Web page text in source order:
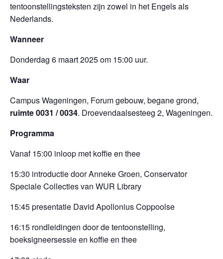
tentoonstellingsteksten zijn zowel in het Engels als
Nederlands.
Wanneer
Donderdag 6 maart 2025 om 15:00 uur.
Waar
Campus Wageningen, Forum gebouw, begane grond,
ruimte 0031 / 0034. Droevendaalsesteeg 2, Wageningen.
Programma
Vanaf 15:00 inloop met koffie en thee
15:30 introductie door Anneke Groen, Conservator
Speciale Collecties van WUR Library
15:45 presentatie David Apollonius Coppoolse
16:15 rondleidingen door de tentoonstelling,
boeksigneersessie en koffie en thee